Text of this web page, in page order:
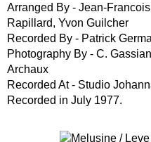
Arranged By - Jean-
Rapillard, Yvon Guilcher
Recorded By - Patrick
Photography By - C.
Archaux
Recorded At - Studio
Recorded in July 1977.